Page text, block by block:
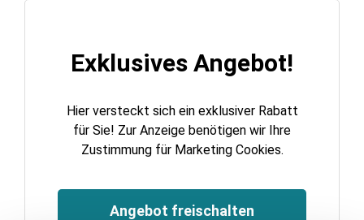
Exklusives Angebot!
Hier versteckt sich ein exklusiver Rabatt
für Sie! Zur Anzeige benötigen wir Ihre
Zustimmung für Marketing Cookies.
Angebot freischalten